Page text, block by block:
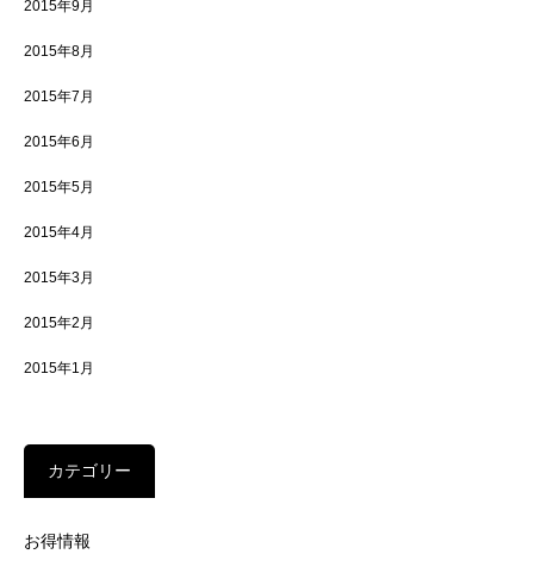
2015年9月
2015年8月
2015年7月
2015年6月
2015年5月
2015年4月
2015年3月
2015年2月
2015年1月
カテゴリー
お得情報